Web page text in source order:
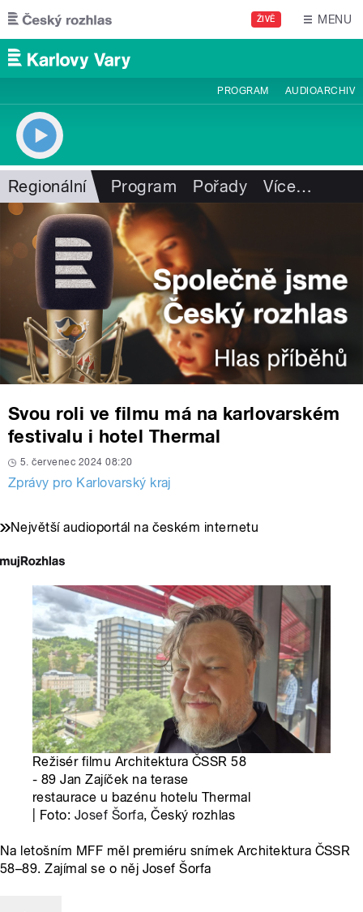
Přejít k hlavnímu obsahu
ŽIVĚ MENU
PROGRAM AUDIOARCHIV
Regionální Program Pořady Více…
Svou roli ve filmu má na karlovarském
festivalu i hotel Thermal
5. červenec 2024 08:20
Zprávy pro Karlovarský kraj
Největší audioportál na českém internetu
Režisér filmu Architektura ČSSR 58
- 89 Jan Zajíček na terase
restaurace u bazénu hotelu Thermal
| Foto: Josef Šorfa, Český rozhlas
Na letošním MFF měl premiéru snímek Architektura ČSSR
58–89. Zajímal se o něj Josef Šorfa